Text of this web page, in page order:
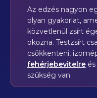
Az edzés nagyon
olyan gyakorlat,
közvetlenül zsírt
okozna. Testzsírt
csökkenteni,
fehérjebevitelre
szükség van.